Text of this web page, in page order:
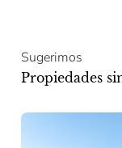
Sugerimos
Propiedades